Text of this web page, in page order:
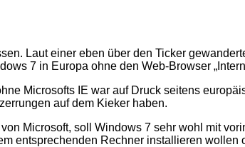
Laut einer eben über den Ticker
7 in Europa ohne den Web-Browser
Microsofts IE war auf Druck seitens
auf dem Kieker haben.
Microsoft, soll Windows 7 sehr wohl mit
entsprechenden Rechner installieren wollen